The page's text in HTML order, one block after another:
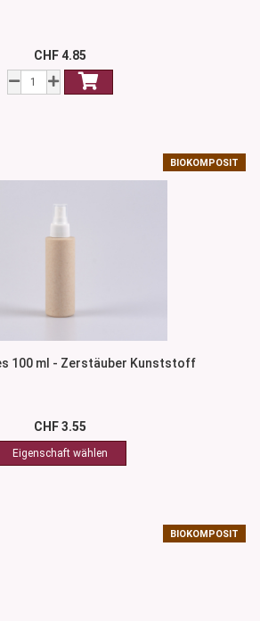
CHF 4.85
BIOKOMPOSIT
100 ml - Zerstäuber Kunststoff
CHF 3.55
BIOKOMPOSIT